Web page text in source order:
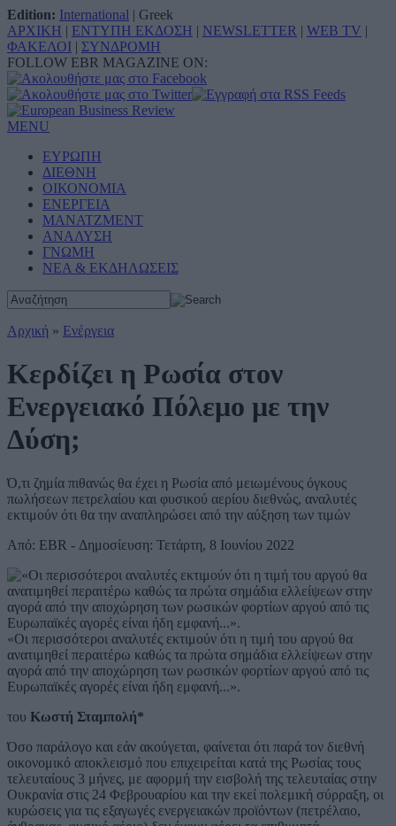
Edition: International | Greek
ΑΡΧΙΚΗ | ΕΝΤΥΠΗ ΕΚΔΟΣΗ | NEWSLETTER | WEB TV |
ΦΑΚΕΛΟΙ | ΣΥΝΔΡΟΜΗ
FOLLOW EBR MAGAZINE ON:
MENU
ΕΥΡΩΠΗ
ΔΙΕΘΝΗ
ΟΙΚΟΝΟΜΙΑ
ΕΝΕΡΓΕΙΑ
ΜΑΝΑΤΖΜΕΝΤ
ΑΝΑΛΥΣΗ
ΓΝΩΜΗ
ΝΕΑ & ΕΚΔΗΛΩΣΕΙΣ
Αρχική » Ενέργεια
Κερδίζει η Ρωσία στον
Ενεργειακό Πόλεμο με την
Δύση;
Ό,τι ζημία πιθανώς θα έχει η Ρωσία από μειωμένους όγκους
πωλήσεων πετρελαίου και φυσικού αερίου διεθνώς, αναλυτές
εκτιμούν ότι θα την αναπληρώσει από την αύξηση των τιμών
Από: EBR - Δημοσίευση: Τετάρτη, 8 Ιουνίου 2022
«Οι περισσότεροι αναλυτές εκτιμούν ότι η τιμή του αργού θα
ανατιμηθεί περαιτέρω καθώς τα πρώτα σημάδια ελλείψεων στην
αγορά από την αποχώρηση των ρωσικών φορτίων αργού από τις
Ευρωπαϊκές αγορές είναι ήδη εμφανή...».
του Κωστή Σταμπολή*
Όσο παράλογο και εάν ακούγεται, φαίνεται ότι παρά τον διεθνή
οικονομικό αποκλεισμό που επιχειρείται κατά της Ρωσίας τους
τελευταίους 3 μήνες, με αφορμή την εισβολή της τελευταίας στην
Ουκρανία στις 24 Φεβρουαρίου και την εκεί πολεμική σύρραξη, οι
κυρώσεις για τις εξαγωγές ενεργειακών προϊόντων (πετρέλαιο,